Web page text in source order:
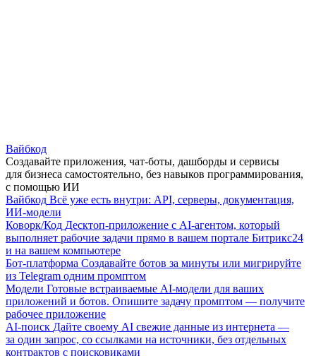
Вайбкод
Создавайте приложения, чат-боты, дашборды и сервисы
для бизнеса самостоятельно, без навыков программирования,
с помощью ИИ
Вайбкод Всё уже есть внутри: API, серверы, документация,
ИИ-модели
Коворк/Код Десктоп-приложение с AI-агентом, который
выполняет рабочие задачи прямо в вашем портале Битрикс24
и на вашем компьютере
Бот-платформа Создавайте ботов за минуты или мигрируйте
из Telegram одним промптом
Модели Готовые встраиваемые AI-модели для ваших
приложений и ботов. Опишите задачу промптом — получите
рабочее приложение
AI-поиск Дайте своему AI свежие данные из интернета —
за один запрос, со ссылками на источники, без отдельных
контрактов с поисковиками